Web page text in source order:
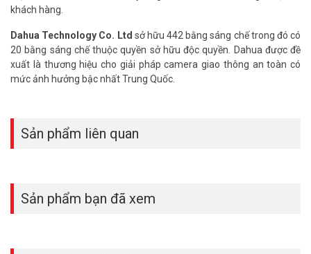
khách hàng.
Dahua Technology Co. Ltd sở hữu 442 bằng sáng chế trong đó có
20 bằng sáng chế thuộc quyền sở hữu độc quyền. Dahua được đề
xuất là thương hiệu cho giải pháp camera giao thông an toàn có
mức ảnh hưởng bậc nhất Trung Quốc.
Sản phẩm liên quan
Sản phẩm bạn đã xem